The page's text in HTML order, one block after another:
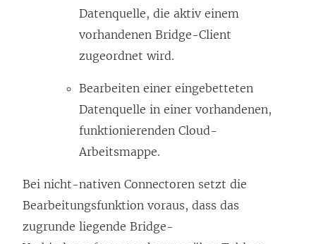
Datenquelle, die aktiv einem
vorhandenen Bridge-Client
zugeordnet wird.
Bearbeiten einer eingebetteten
Datenquelle in einer vorhandenen,
funktionierenden Cloud-
Arbeitsmappe.
Bei nicht-nativen Connectoren setzt die
Bearbeitungsfunktion voraus, dass das
zugrunde liegende Bridge-